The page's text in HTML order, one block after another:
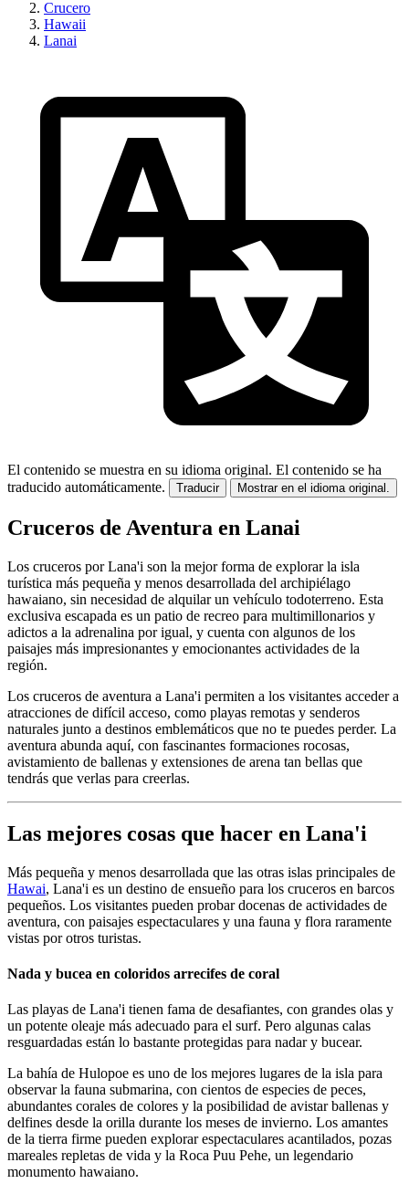
Crucero
Hawaii
Lanai
El contenido se muestra en su idioma original. El contenido se ha
traducido automáticamente.
Traducir Mostrar en el idioma original.
Cruceros de Aventura en Lanai
Los cruceros por Lana'i son la mejor forma de explorar la isla
turística más pequeña y menos desarrollada del archipiélago
hawaiano, sin necesidad de alquilar un vehículo todoterreno. Esta
exclusiva escapada es un patio de recreo para multimillonarios y
adictos a la adrenalina por igual, y cuenta con algunos de los
paisajes más impresionantes y emocionantes actividades de la
región.
Los cruceros de aventura a Lana'i permiten a los visitantes acceder a
atracciones de difícil acceso, como playas remotas y senderos
naturales junto a destinos emblemáticos que no te puedes perder. La
aventura abunda aquí, con fascinantes formaciones rocosas,
avistamiento de ballenas y extensiones de arena tan bellas que
tendrás que verlas para creerlas.
Las mejores cosas que hacer en Lana'i
Más pequeña y menos desarrollada que las otras islas principales de
Hawai, Lana'i es un destino de ensueño para los cruceros en barcos
pequeños. Los visitantes pueden probar docenas de actividades de
aventura, con paisajes espectaculares y una fauna y flora raramente
vistas por otros turistas.
Nada y bucea en coloridos arrecifes de coral
Las playas de Lana'i tienen fama de desafiantes, con grandes olas y
un potente oleaje más adecuado para el surf. Pero algunas calas
resguardadas están lo bastante protegidas para nadar y bucear.
La bahía de Hulopoe es uno de los mejores lugares de la isla para
observar la fauna submarina, con cientos de especies de peces,
abundantes corales de colores y la posibilidad de avistar ballenas y
delfines desde la orilla durante los meses de invierno. Los amantes
de la tierra firme pueden explorar espectaculares acantilados, pozas
mareales repletas de vida y la Roca Puu Pehe, un legendario
monumento hawaiano.